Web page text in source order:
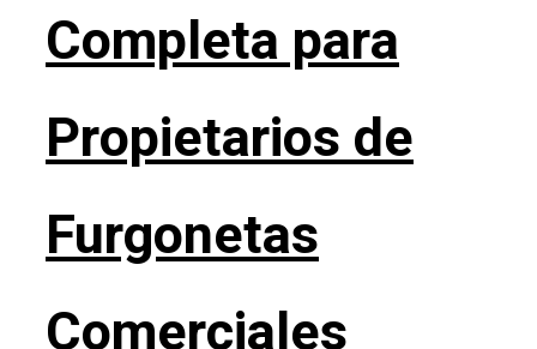
Completa para
Propietarios de
Furgonetas
Comerciales